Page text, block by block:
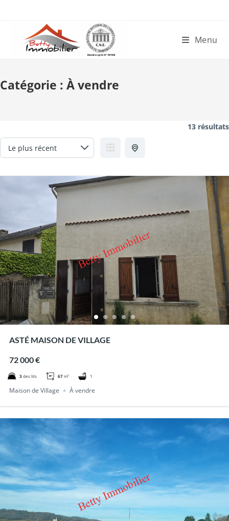
Menu
Catégorie : À vendre
13 résultats
ASTÉ MAISON DE VILLAGE
72 000 €
3 des lits 67 m² 1
Maison de Village À vendre